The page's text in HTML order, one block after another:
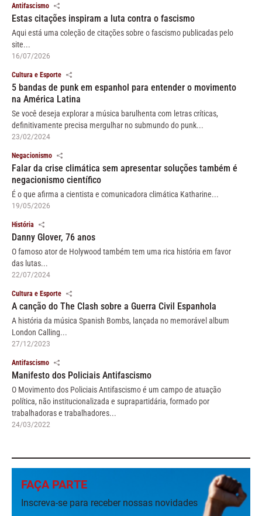
Antifascismo
Estas citações inspiram a luta contra o fascismo
Aqui está uma coleção de citações sobre o fascismo publicadas pelo
site...
16/07/2026
Cultura e Esporte
5 bandas de punk em espanhol para entender o movimento
na América Latina
Se você deseja explorar a música barulhenta com letras críticas,
definitivamente precisa mergulhar no submundo do punk...
23/02/2024
Negacionismo
Falar da crise climática sem apresentar soluções também é
negacionismo científico
É o que afirma a cientista e comunicadora climática Katharine...
19/05/2026
História
Danny Glover, 76 anos
O famoso ator de Holywood também tem uma rica história em favor
das lutas...
22/07/2024
Cultura e Esporte
A canção do The Clash sobre a Guerra Civil Espanhola
A história da música Spanish Bombs, lançada no memorável album
London Calling...
27/12/2023
Antifascismo
Manifesto dos Policiais Antifascismo
O Movimento dos Policiais Antifascismo é um campo de atuação
política, não institucionalizada e suprapartidária, formado por
trabalhadoras e trabalhadores...
24/03/2022
FAÇA PARTE
Inscreva-se para receber nossas novidades